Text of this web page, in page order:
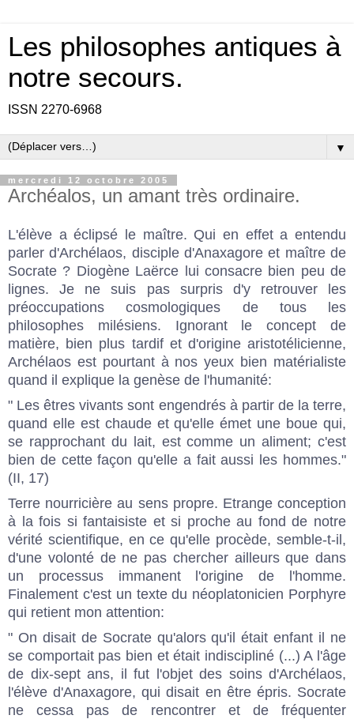
Les philosophes antiques à
notre secours.
ISSN 2270-6968
▼
mercredi 12 octobre 2005
Archéalos, un amant très ordinaire.
L'élève a éclipsé le maître. Qui en effet a entendu
parler d'Archélaos, disciple d'Anaxagore et maître de
Socrate ? Diogène Laërce lui consacre bien peu de
lignes. Je ne suis pas surpris d'y retrouver les
préoccupations cosmologiques de tous les
philosophes milésiens. Ignorant le concept de
matière, bien plus tardif et d'origine aristotélicienne,
Archélaos est pourtant à nos yeux bien matérialiste
quand il explique la genèse de l'humanité:
" Les êtres vivants sont engendrés à partir de la terre,
quand elle est chaude et qu'elle émet une boue qui,
se rapprochant du lait, est comme un aliment; c'est
bien de cette façon qu'elle a fait aussi les hommes."
(II, 17)
Terre nourricière au sens propre. Etrange conception
à la fois si fantaisiste et si proche au fond de notre
vérité scientifique, en ce qu'elle procède, semble-t-il,
d'une volonté de ne pas chercher ailleurs que dans
un processus immanent l'origine de l'homme.
Finalement c'est un texte du néoplatonicien Porphyre
qui retient mon attention:
" On disait de Socrate qu'alors qu'il était enfant il ne
se comportait pas bien et était indiscipliné (...) A l'âge
de dix-sept ans, il fut l'objet des soins d'Archélaos,
l'élève d'Anaxagore, qui disait en être épris. Socrate
ne cessa pas de rencontrer et de fréquenter